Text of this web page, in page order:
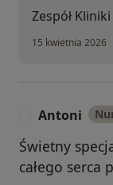
Zespół Kliniki
15 kwietnia 2026
Antoni
Świetny
całego serca